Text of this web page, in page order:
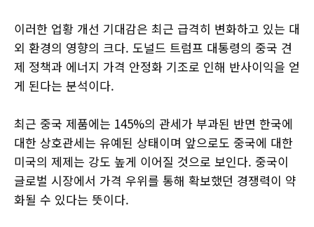
이러한 업황 개선 기대감은 최근 급격히 변화하고 있는 대
외 환경의 영향의 크다. 도널드 트럼프 대통령의 중국 견
제 정책과 에너지 가격 안정화 기조로 인해 반사이익을 얻
게 된다는 분석이다.
최근 중국 제품에는 145%의 관세가 부과된 반면 한국에
대한 상호관세는 유예된 상태이며 앞으로도 중국에 대한
미국의 제제는 강도 높게 이어질 것으로 보인다. 중국이
글로벌 시장에서 가격 우위를 통해 확보했던 경쟁력이 약
화될 수 있다는 뜻이다.